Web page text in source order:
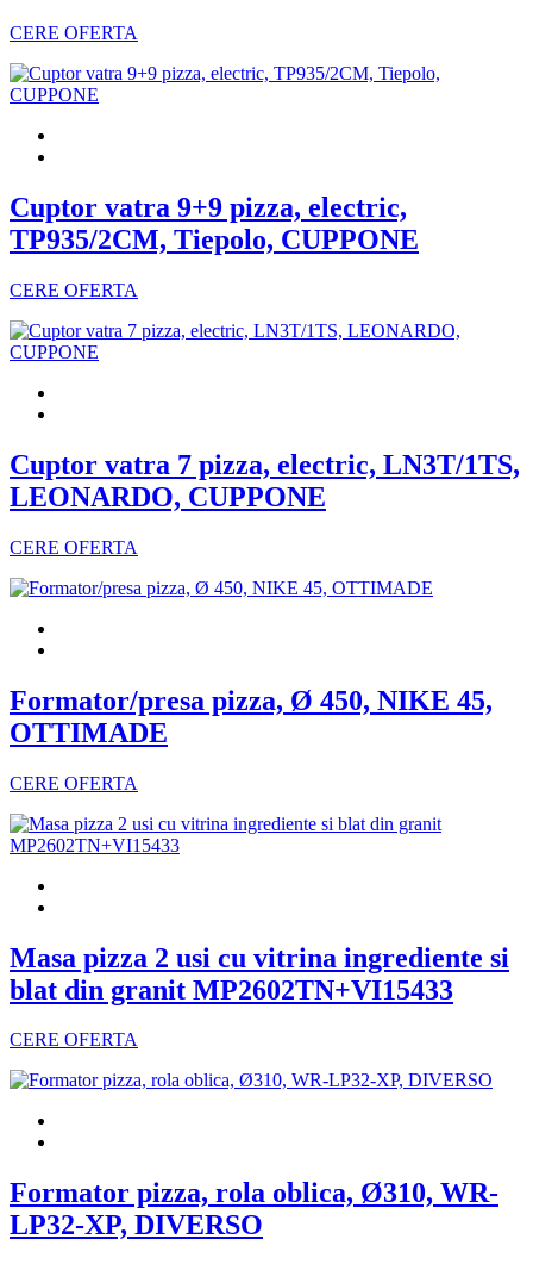
CERE OFERTA
Cuptor vatra 9+9 pizza, electric,
TP935/2CM, Tiepolo, CUPPONE
CERE OFERTA
Cuptor vatra 7 pizza, electric, LN3T/1TS,
LEONARDO, CUPPONE
CERE OFERTA
Formator/presa pizza, Ø 450, NIKE 45,
OTTIMADE
CERE OFERTA
Masa pizza 2 usi cu vitrina ingrediente si
blat din granit MP2602TN+VI15433
CERE OFERTA
Formator pizza, rola oblica, Ø310, WR-
LP32-XP, DIVERSO